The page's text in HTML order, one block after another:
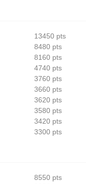
16:11
de presse façon F1
13450 pts
8480 pts
8160 pts
4740 pts
3760 pts
3660 pts
3620 pts
3580 pts
3420 pts
3300 pts
8550 pts